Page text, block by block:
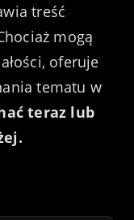
treść
mogą
oferuje
tematu w
teraz lub